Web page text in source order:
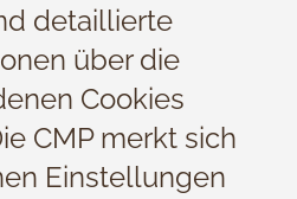
detaillierte
über die
Cookies
CMP merkt sich
Einstellungen